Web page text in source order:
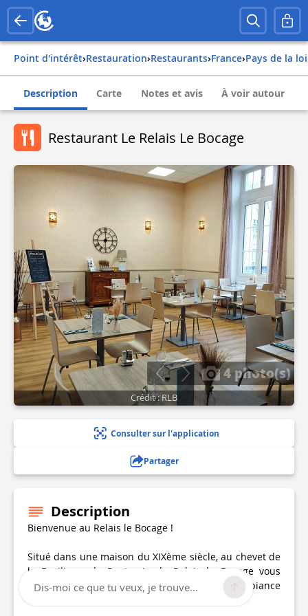
Point d'intérêt› Restauration› Restaurants› france› pays de la
Description Carte Notes et avis À voir autour
Restaurant Le Relais Le Bocage
4 photo(s)
Crédit : RLB
Consulter sur l'application
Partager
Description
Bienvenue au Relais le Bocage !
Situé dans une maison du XIXème siècle, au chevet de
la Basilique de Pontmain, le Relais le Bocage vous
accueille toute l’année dans une ambiance
Dis-moi ce que tu veux, je trouve...